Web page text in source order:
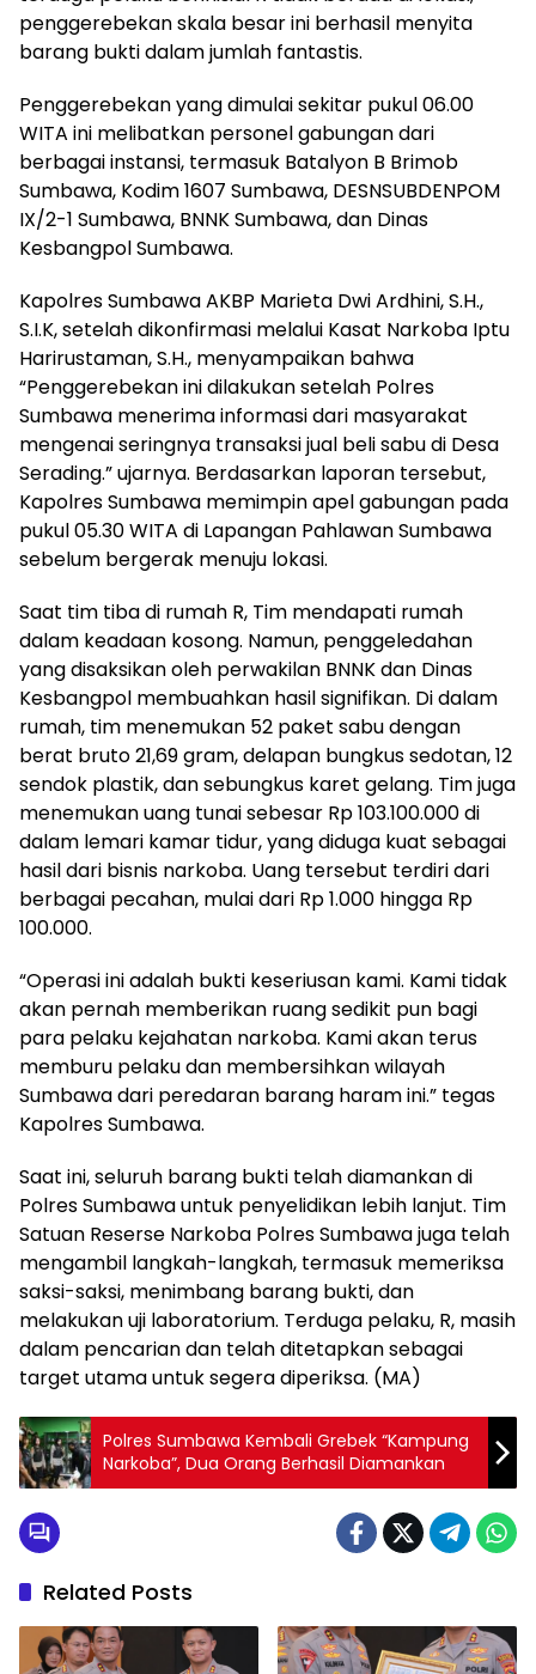
penggerebekan skala besar ini berhasil menyita
barang bukti dalam jumlah fantastis.
Penggerebekan yang dimulai sekitar pukul 06.00
WITA ini melibatkan personel gabungan dari
berbagai instansi, termasuk Batalyon B Brimob
Sumbawa, Kodim 1607 Sumbawa, DESNSUBDENPOM
IX/2-1 Sumbawa, BNNK Sumbawa, dan Dinas
Kesbangpol Sumbawa.
Kapolres Sumbawa AKBP Marieta Dwi Ardhini, S.H.,
S.I.K, setelah dikonfirmasi melalui Kasat Narkoba Iptu
Harirustaman, S.H., menyampaikan bahwa
“Penggerebekan ini dilakukan setelah Polres
Sumbawa menerima informasi dari masyarakat
mengenai seringnya transaksi jual beli sabu di Desa
Serading.” ujarnya. Berdasarkan laporan tersebut,
Kapolres Sumbawa memimpin apel gabungan pada
pukul 05.30 WITA di Lapangan Pahlawan Sumbawa
sebelum bergerak menuju lokasi.
Saat tim tiba di rumah R, Tim mendapati rumah
dalam keadaan kosong. Namun, penggeledahan
yang disaksikan oleh perwakilan BNNK dan Dinas
Kesbangpol membuahkan hasil signifikan. Di dalam
rumah, tim menemukan 52 paket sabu dengan
berat bruto 21,69 gram, delapan bungkus sedotan, 12
sendok plastik, dan sebungkus karet gelang. Tim juga
menemukan uang tunai sebesar Rp 103.100.000 di
dalam lemari kamar tidur, yang diduga kuat sebagai
hasil dari bisnis narkoba. Uang tersebut terdiri dari
berbagai pecahan, mulai dari Rp 1.000 hingga Rp
100.000.
“Operasi ini adalah bukti keseriusan kami. Kami tidak
akan pernah memberikan ruang sedikit pun bagi
para pelaku kejahatan narkoba. Kami akan terus
memburu pelaku dan membersihkan wilayah
Sumbawa dari peredaran barang haram ini.” tegas
Kapolres Sumbawa.
Saat ini, seluruh barang bukti telah diamankan di
Polres Sumbawa untuk penyelidikan lebih lanjut. Tim
Satuan Reserse Narkoba Polres Sumbawa juga telah
mengambil langkah-langkah, termasuk memeriksa
saksi-saksi, menimbang barang bukti, dan
melakukan uji laboratorium. Terduga pelaku, R, masih
dalam pencarian dan telah ditetapkan sebagai
target utama untuk segera diperiksa. (MA)
Polres Sumbawa Kembali Grebek “Kampung
Narkoba”, Dua Orang Berhasil Diamankan
Related Posts